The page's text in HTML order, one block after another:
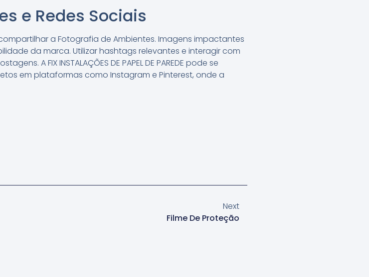
e Redes Sociais
a Fotografia de Ambientes. Imagens impactantes
da marca. Utilizar hashtags relevantes e interagir com
A FIX INSTALAÇÕES DE PAPEL DE PAREDE pode se
em plataformas como Instagram e Pinterest, onde a
Next
Filme De Proteção